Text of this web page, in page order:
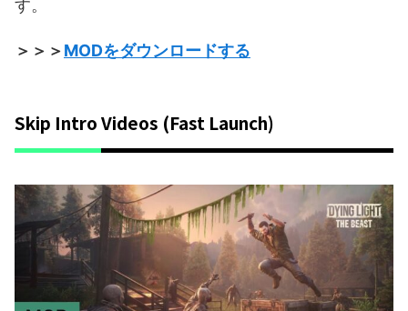
す。
＞＞＞MODをダウンロードする
Skip Intro Videos (Fast Launch)